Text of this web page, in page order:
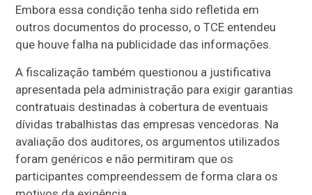
Embora essa condição tenha sido refletida em
outros documentos do processo, o TCE entendeu
que houve falha na publicidade das informações.
A fiscalização também questionou a justificativa
apresentada pela administração para exigir garantias
contratuais destinadas à cobertura de eventuais
dívidas trabalhistas das empresas vencedoras. Na
avaliação dos auditores, os argumentos utilizados
foram genéricos e não permitiram que os
participantes compreendessem de forma clara os